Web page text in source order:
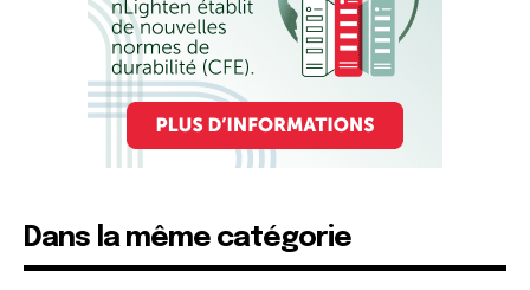
Dans la même catégorie